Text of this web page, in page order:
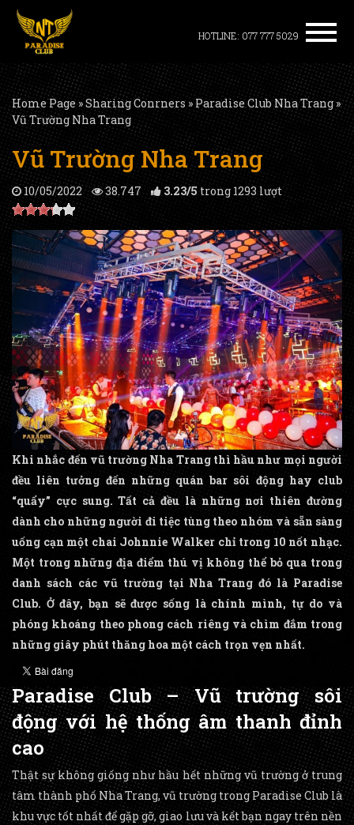
HOTLINE: 077 777 5029
Home Page»Sharing Conrners » Paradise Club Nha Trang»
Vũ Trường Nha Trang
Vũ Trường Nha Trang
10/05/2022 38.747 3.23/5 trong 1293 lượt
Khi nhắc đến vũ trường Nha Trang thì hầu như mọi người
đều liên tưởng đến những quán bar sôi động hay club
“quẩy” cực sung. Tất cả đều là những nơi thiên đường
dành cho những người đi tiệc tùng theo nhóm và sẵn sàng
uống cạn một chai Johnnie Walker chỉ trong 10 nốt nhạc.
Một trong những địa điểm thú vị không thể bỏ qua trong
danh sách các vũ trường tại Nha Trang đó là Paradise
Club. Ở đây, bạn sẽ được sống là chính mình, tự do và
phóng khoáng theo phong cách riêng và chìm đắm trong
những giây phút thăng hoa một cách trọn vẹn nhất.
Paradise Club – Vũ trường sôi
động với hệ thống âm thanh đỉnh
cao
Thật sự không giống như hầu hết những vũ trường ở trung
tâm thành phố Nha Trang, vũ trường trong Paradise Club là
khu vực tốt nhất để gặp gỡ, giao lưu và kết bạn ngay trên nền